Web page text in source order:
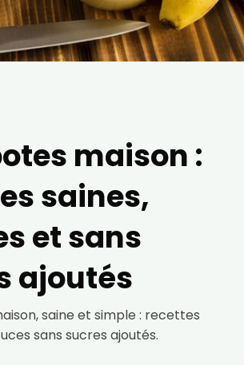
maison :
saines,
et sans
ajoutés
saine et simple : recettes
sans sucres ajoutés.
l'heure à laquelle vous le faites
des informations sur le terminal
utilisez. Pour en savoir plus sur
voir notre
politique de
.
sera utilisée par Digital Prisma Players
votre newsletter contenant des offres
Vous pourrez vous
utilisant le lien de désabonnement intégré
Pour en savoir plus et exercer vos droits,
de notreCharte de Confidentialité.